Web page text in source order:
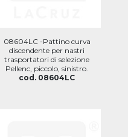
08604LC -Pattino curva
discendente per nastri
trasportatori di selezione
Pellenc, piccolo, sinistro.
cod. 08604LC